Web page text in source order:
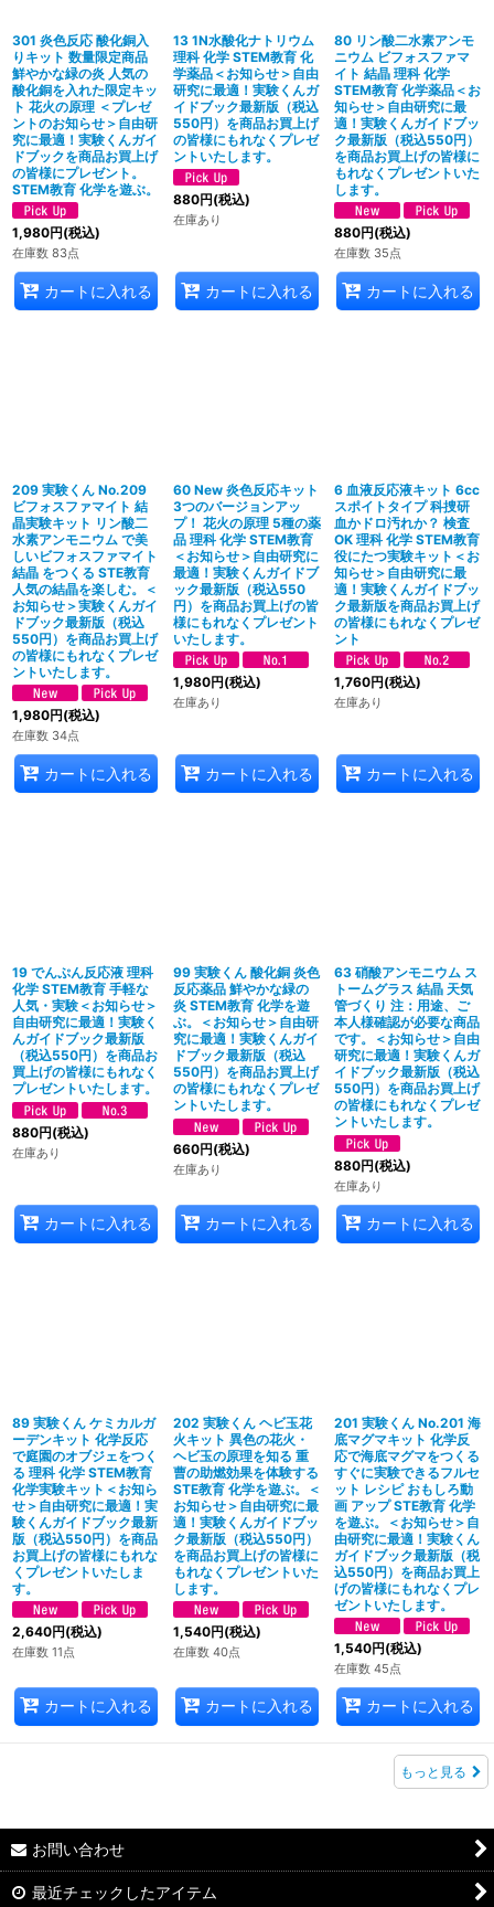
301 炎色反応 酸化銅入
りキット 数量限定商品
鮮やかな緑の炎 人気の
酸化銅を入れた限定キッ
ト 花火の原理 ＜プレゼ
ントのお知らせ＞自由研
究に最適！実験くんガイ
ドブックを商品お買上げ
の皆様にプレゼント。
STEM教育 化学を遊ぶ。
1,980円(税込)
在庫数 83点
カートに入れる
13 1N水酸化ナトリウム
理科 化学 STEM教育 化
学薬品＜お知らせ＞自由
研究に最適！実験くんガ
イドブック最新版（税込
550円）を商品お買上げ
の皆様にもれなくプレゼ
ントいたします。
880円(税込)
在庫あり
カートに入れる
80 リン酸二水素アンモ
ニウム ビフォスファマ
イト 結晶 理科 化学
STEM教育 化学薬品＜お
知らせ＞自由研究に最
適！実験くんガイドブッ
ク最新版（税込550円）
を商品お買上げの皆様に
もれなくプレゼントいた
します。
880円(税込)
在庫数 35点
カートに入れる
209 実験くん No.209
ビフォスファマイト 結
晶実験キット リン酸二
水素アンモニウム で美
しいビフォスファマイト
結晶 をつくる STE教育
人気の結晶を楽しむ。＜
お知らせ＞実験くんガイ
ドブック最新版（税込
550円）を商品お買上げ
の皆様にもれなくプレゼ
ントいたします。
1,980円(税込)
在庫数 34点
カートに入れる
60 New 炎色反応キット
3つのバージョンアッ
プ！ 花火の原理 5種の薬
品 理科 化学 STEM教育
＜お知らせ＞自由研究に
最適！実験くんガイドブ
ック最新版（税込550
円）を商品お買上げの皆
様にもれなくプレゼント
いたします。
1,980円(税込)
在庫あり
カートに入れる
6 血液反応液キット 6cc
スポイトタイプ 科捜研
血かドロ汚れか？ 検査
OK 理科 化学 STEM教育
役にたつ実験キット＜お
知らせ＞自由研究に最
適！実験くんガイドブッ
ク最新版を商品お買上げ
の皆様にもれなくプレゼ
ント
1,760円(税込)
在庫あり
カートに入れる
19 でんぷん反応液 理科
化学 STEM教育 手軽な
人気・実験＜お知らせ＞
自由研究に最適！実験く
んガイドブック最新版
（税込550円）を商品お
買上げの皆様にもれなく
プレゼントいたします。
880円(税込)
在庫あり
カートに入れる
99 実験くん 酸化銅 炎色
反応薬品 鮮やかな緑の
炎 STEM教育 化学を遊
ぶ。＜お知らせ＞自由研
究に最適！実験くんガイ
ドブック最新版（税込
550円）を商品お買上げ
の皆様にもれなくプレゼ
ントいたします。
660円(税込)
在庫あり
カートに入れる
63 硝酸アンモニウム ス
トームグラス 結晶 天気
管づくり 注：用途、ご
本人様確認が必要な商品
です。＜お知らせ＞自由
研究に最適！実験くんガ
イドブック最新版（税込
550円）を商品お買上げ
の皆様にもれなくプレゼ
ントいたします。
880円(税込)
在庫あり
カートに入れる
89 実験くん ケミカルガ
ーデンキット 化学反応
で庭園のオブジェをつく
る 理科 化学 STEM教育
化学実験キット＜お知ら
せ＞自由研究に最適！実
験くんガイドブック最新
版（税込550円）を商品
お買上げの皆様にもれな
くプレゼントいたしま
す。
2,640円(税込)
在庫数 11点
カートに入れる
202 実験くん ヘビ玉花
火キット 異色の花火・
ヘビ玉の原理を知る 重
曹の助燃効果を体験する
STE教育 化学を遊ぶ。＜
お知らせ＞自由研究に最
適！実験くんガイドブッ
ク最新版（税込550円）
を商品お買上げの皆様に
もれなくプレゼントいた
します。
1,540円(税込)
在庫数 40点
カートに入れる
201 実験くん No.201 海
底マグマキット 化学反
応で海底マグマをつくる
すぐに実験できるフルセ
ット レシピ おもしろ動
画 アップ STE教育 化学
を遊ぶ。＜お知らせ＞自
由研究に最適！実験くん
ガイドブック最新版（税
込550円）を商品お買上
げの皆様にもれなくプレ
ゼントいたします。
1,540円(税込)
在庫数 45点
カートに入れる
もっと見る
お問い合わせ
最近チェックしたアイテム